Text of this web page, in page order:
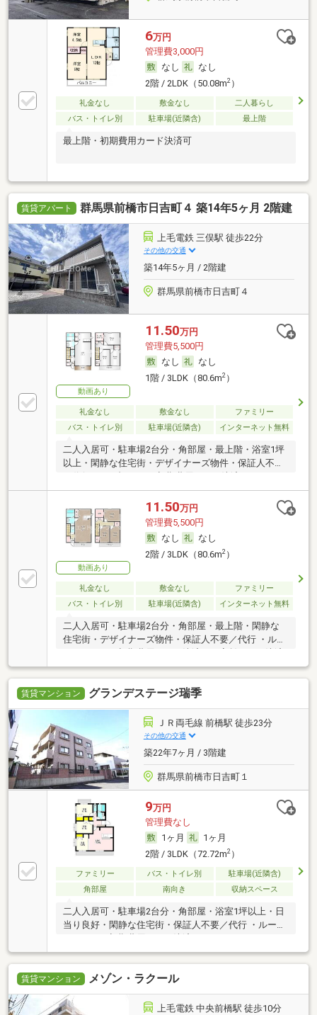
6万円
管理費3,000円
なし
なし
2階 / 2LDK（50.08m2）
礼金なし 敷金なし
二人暮らし
バス・トイレ別
駐車場(近隣含) 最上階
最上階・初期費用カード決済可
賃貸アパート 群馬県前橋市日吉町４ 築14年5ヶ月 2階建
上毛電鉄 三俣駅 徒歩22分
その他の交通
築14年5ヶ月 / 2階建
群馬県前橋市日吉町４
動画あり
11.50万円
管理費5,500円
なし
なし
1階 / 3LDK（80.6m2）
礼金なし 敷金なし
ファミリー
バス・トイレ別
駐車場(近隣含) インターネット無料
二人入居可・駐車場2台分・角部屋・最上階・浴室1坪
以上・閑静な住宅街・デザイナーズ物件・保証人不要
動画あり
11.50万円
管理費5,500円
なし
なし
2階 / 3LDK（80.6m2）
礼金なし 敷金なし
ファミリー
バス・トイレ別
駐車場(近隣含) インターネット無料
二人入居可・駐車場2台分・角部屋・最上階・閑静な
住宅街・デザイナーズ物件・保証人不要／代行 ・ルー
可
賃貸マンション グランデステージ瑞季
ＪＲ両毛線 前橋駅 徒歩23分
その他の交通
築22年7ヶ月 / 3階建
群馬県前橋市日吉町１
9万円
管理費なし
1ヶ月
1ヶ月
2階 / 3LDK（72.72m2）
ファミリー バス・トイレ別
駐車場(近隣含)
角部屋
南向き 収納スペース
二人入居可・駐車場2台分・角部屋・浴室1坪以上・日
当り良好・閑静な住宅街・保証人不要／代行 ・ルーム
賃貸マンション メゾン・ラクール
上毛電鉄 中央前橋駅 徒歩10分